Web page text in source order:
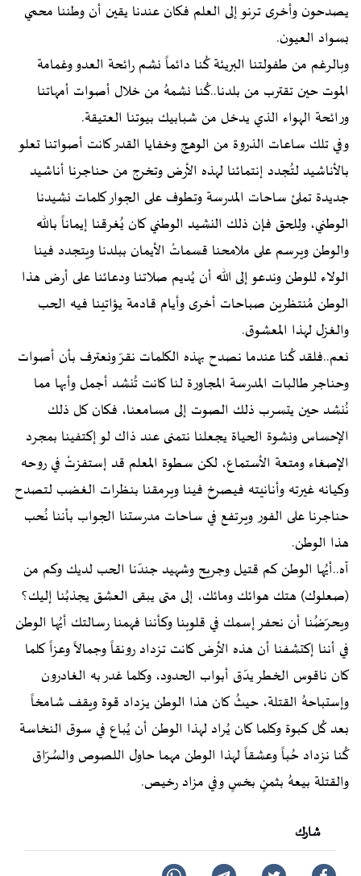
يصدحون وأخرى ترنو إلى العلم فكان عندنا يقين أن وطننا محمي
بسواد العيون.
وبالرغم من طفولتنا البريئة كُنا دائماً نشم رائحة العدو وغمامة
الموت حين تقترب من بلدنا..كُنا نشمهُ من خلال أصوات أمهاتنا
ورائحة الهواء الذي يدخل من شبابيك بيوتنا العتيقة.
وفي تلك ساعات الذروة من الوهج وخفايا القدر كانت أصواتنا تعلو
بالأناشيد لتُجدد إنتمائنا لهذه الأرض وتخرج من حناجرنا أناشيد
جديدة تملئ ساحات المدرسة وتطوف على الجوار كلمات نشيدنا
الوطني، ولِلحق فإن ذلك النشيد الوطني كان يُغرقنا إيماناً بالله
والوطن ويرسم على ملامحنا قسماتْ الأيمان ببلدنا ويتجدد فينا
الولاء للوطن وندعو إلى الله أن يُديم صلاتنا ودعائنا على أرض هذا
الوطن مُنتظرين صباحات أخرى وأيام قادمة يؤاتينا فيه الحب
والغزل لهذا المعشوق.
نعم..فلقد كُنا عندما نصدح بهذه الكلمات نقرّ ونعترف بأن أصوات
وحناجر طالبات المدرسة المجاورة لنا كانت تُنشد أجمل وأبها مما
نُنشد حين يتسرب ذلك الصوت إلى مسامعنا، فكان كل ذلك
الإحساس ونشوة الحياة يجعلنا نتمنى عند ذاك لو إكتفينا بمجرد
الإصغاء ومتعة الأستماع، لكن سطوة المعلم قد إستفزتْ في روحه
وكيانه غيرته وأنانيته فيصرخ فينا ويرمقنا بنظرات الغضب لتصدح
حناجرنا على الفور ويرتفع في ساحات مدرستنا الجواب بأننا نُحب
هذا الوطن.
آه..أيُها الوطن كم قتيل وجريح وشهيد جندّنا الحب لديك وكم من
(صعلوك) هتك هوائك ومائك، إلى متى يبقى العشق يجذبُنا إليك؟
ويحرّضُنا أن نحفر إسمك في قلوبنا وكأننا فهمنا رسالتك أيُها الوطن
في أننا إكتشفنا أن هذه الأرض كانت تزداد رونقاً وجمالاً وعزاً كلما
كان ناقوس الخطر يدّق أبواب الحدود، وكلما غدر به الغادرون
وإستباحهُ القتلة، حيثُ كان هذا الوطن يزداد قوة ويقف شامخاً
بعد كُل كبوة وكلما كان يُراد لهذا الوطن أن يُباع في سوق النخاسة
كُنا نزداد حُباً وعشقاً لهذا الوطن مهما حاول اللصوص والسُرّاق
والقتلة بيعهُ بثمنٍ بخسٍ وفي مزاد رخيص.
شارك